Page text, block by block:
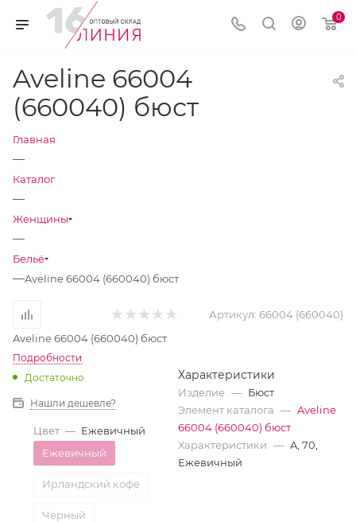
0
Aveline 66004
(660040) бюст
Главная
—
Каталог
—
Женщины
—
Бельё
—Aveline 66004 (660040) бюст
Артикул: 66004 (660040)
Aveline 66004 (660040) бюст
Подробности
Достаточно
Нашли дешевле?
Цвет — Ежевичный
Ежевичный
Ирландский кофе
Черный
Характеристики
Изделие — Бюст
Элемент каталога — Aveline
66004 (660040) бюст
Характеристики — A, 70,
Ежевичный